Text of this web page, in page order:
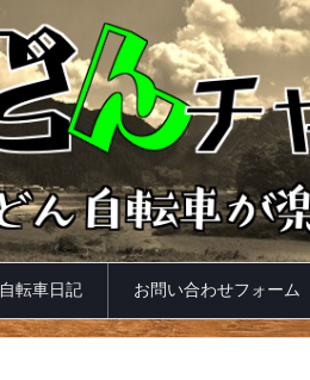
自転車日記 お問い合わせフォーム